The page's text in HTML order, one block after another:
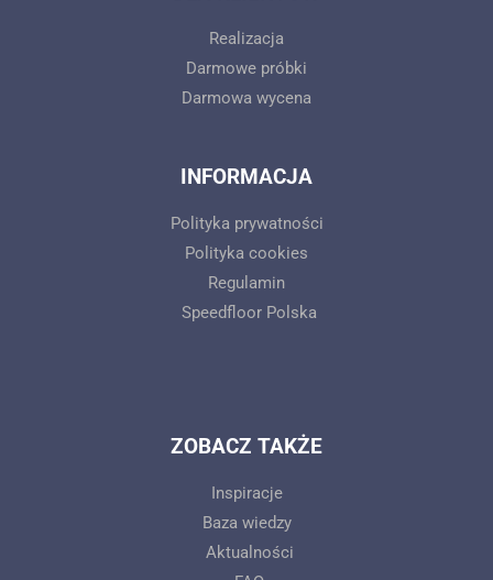
Realizacja
Darmowe próbki
Darmowa wycena
INFORMACJA
Polityka prywatności
Polityka cookies
Regulamin
Speedfloor Polska
ZOBACZ TAKŻE
Inspiracje
Baza wiedzy
Aktualności